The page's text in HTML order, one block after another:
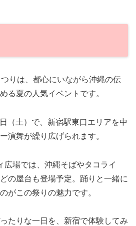
りは、都心にいながら沖縄の伝
る夏の人気イベントです。
（土）で、新宿駅東口エリアを中
演舞が繰り広げられます。
広場では、沖縄そばやタコライ
の屋台も登場予定。踊りと一緒に
がこの祭りの魅力です。
たりな一日を、新宿で体験してみ